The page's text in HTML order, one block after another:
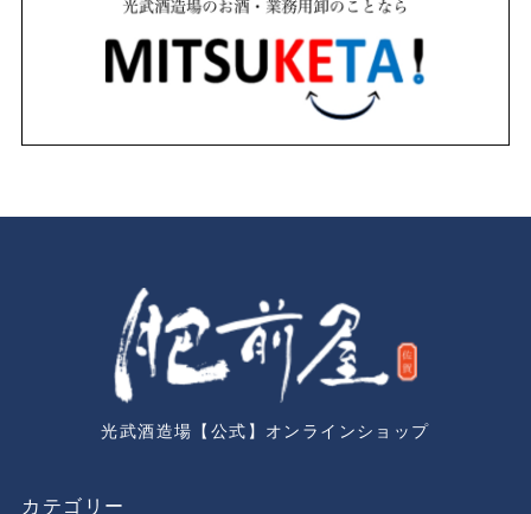
光武酒造場【公式】オンラインショップ
カテゴリー